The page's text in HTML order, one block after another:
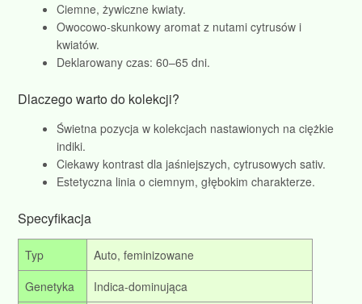
Ciemne, żywiczne kwiaty.
Owocowo‑skunkowy aromat z nutami cytrusów i
kwiatów.
Deklarowany czas: 60–65 dni.
Dlaczego warto do kolekcji?
Świetna pozycja w kolekcjach nastawionych na ciężkie
indiki.
Ciekawy kontrast dla jaśniejszych, cytrusowych sativ.
Estetyczna linia o ciemnym, głębokim charakterze.
Specyfikacja
Typ
Auto, feminizowane
Genetyka
Indica‑dominująca